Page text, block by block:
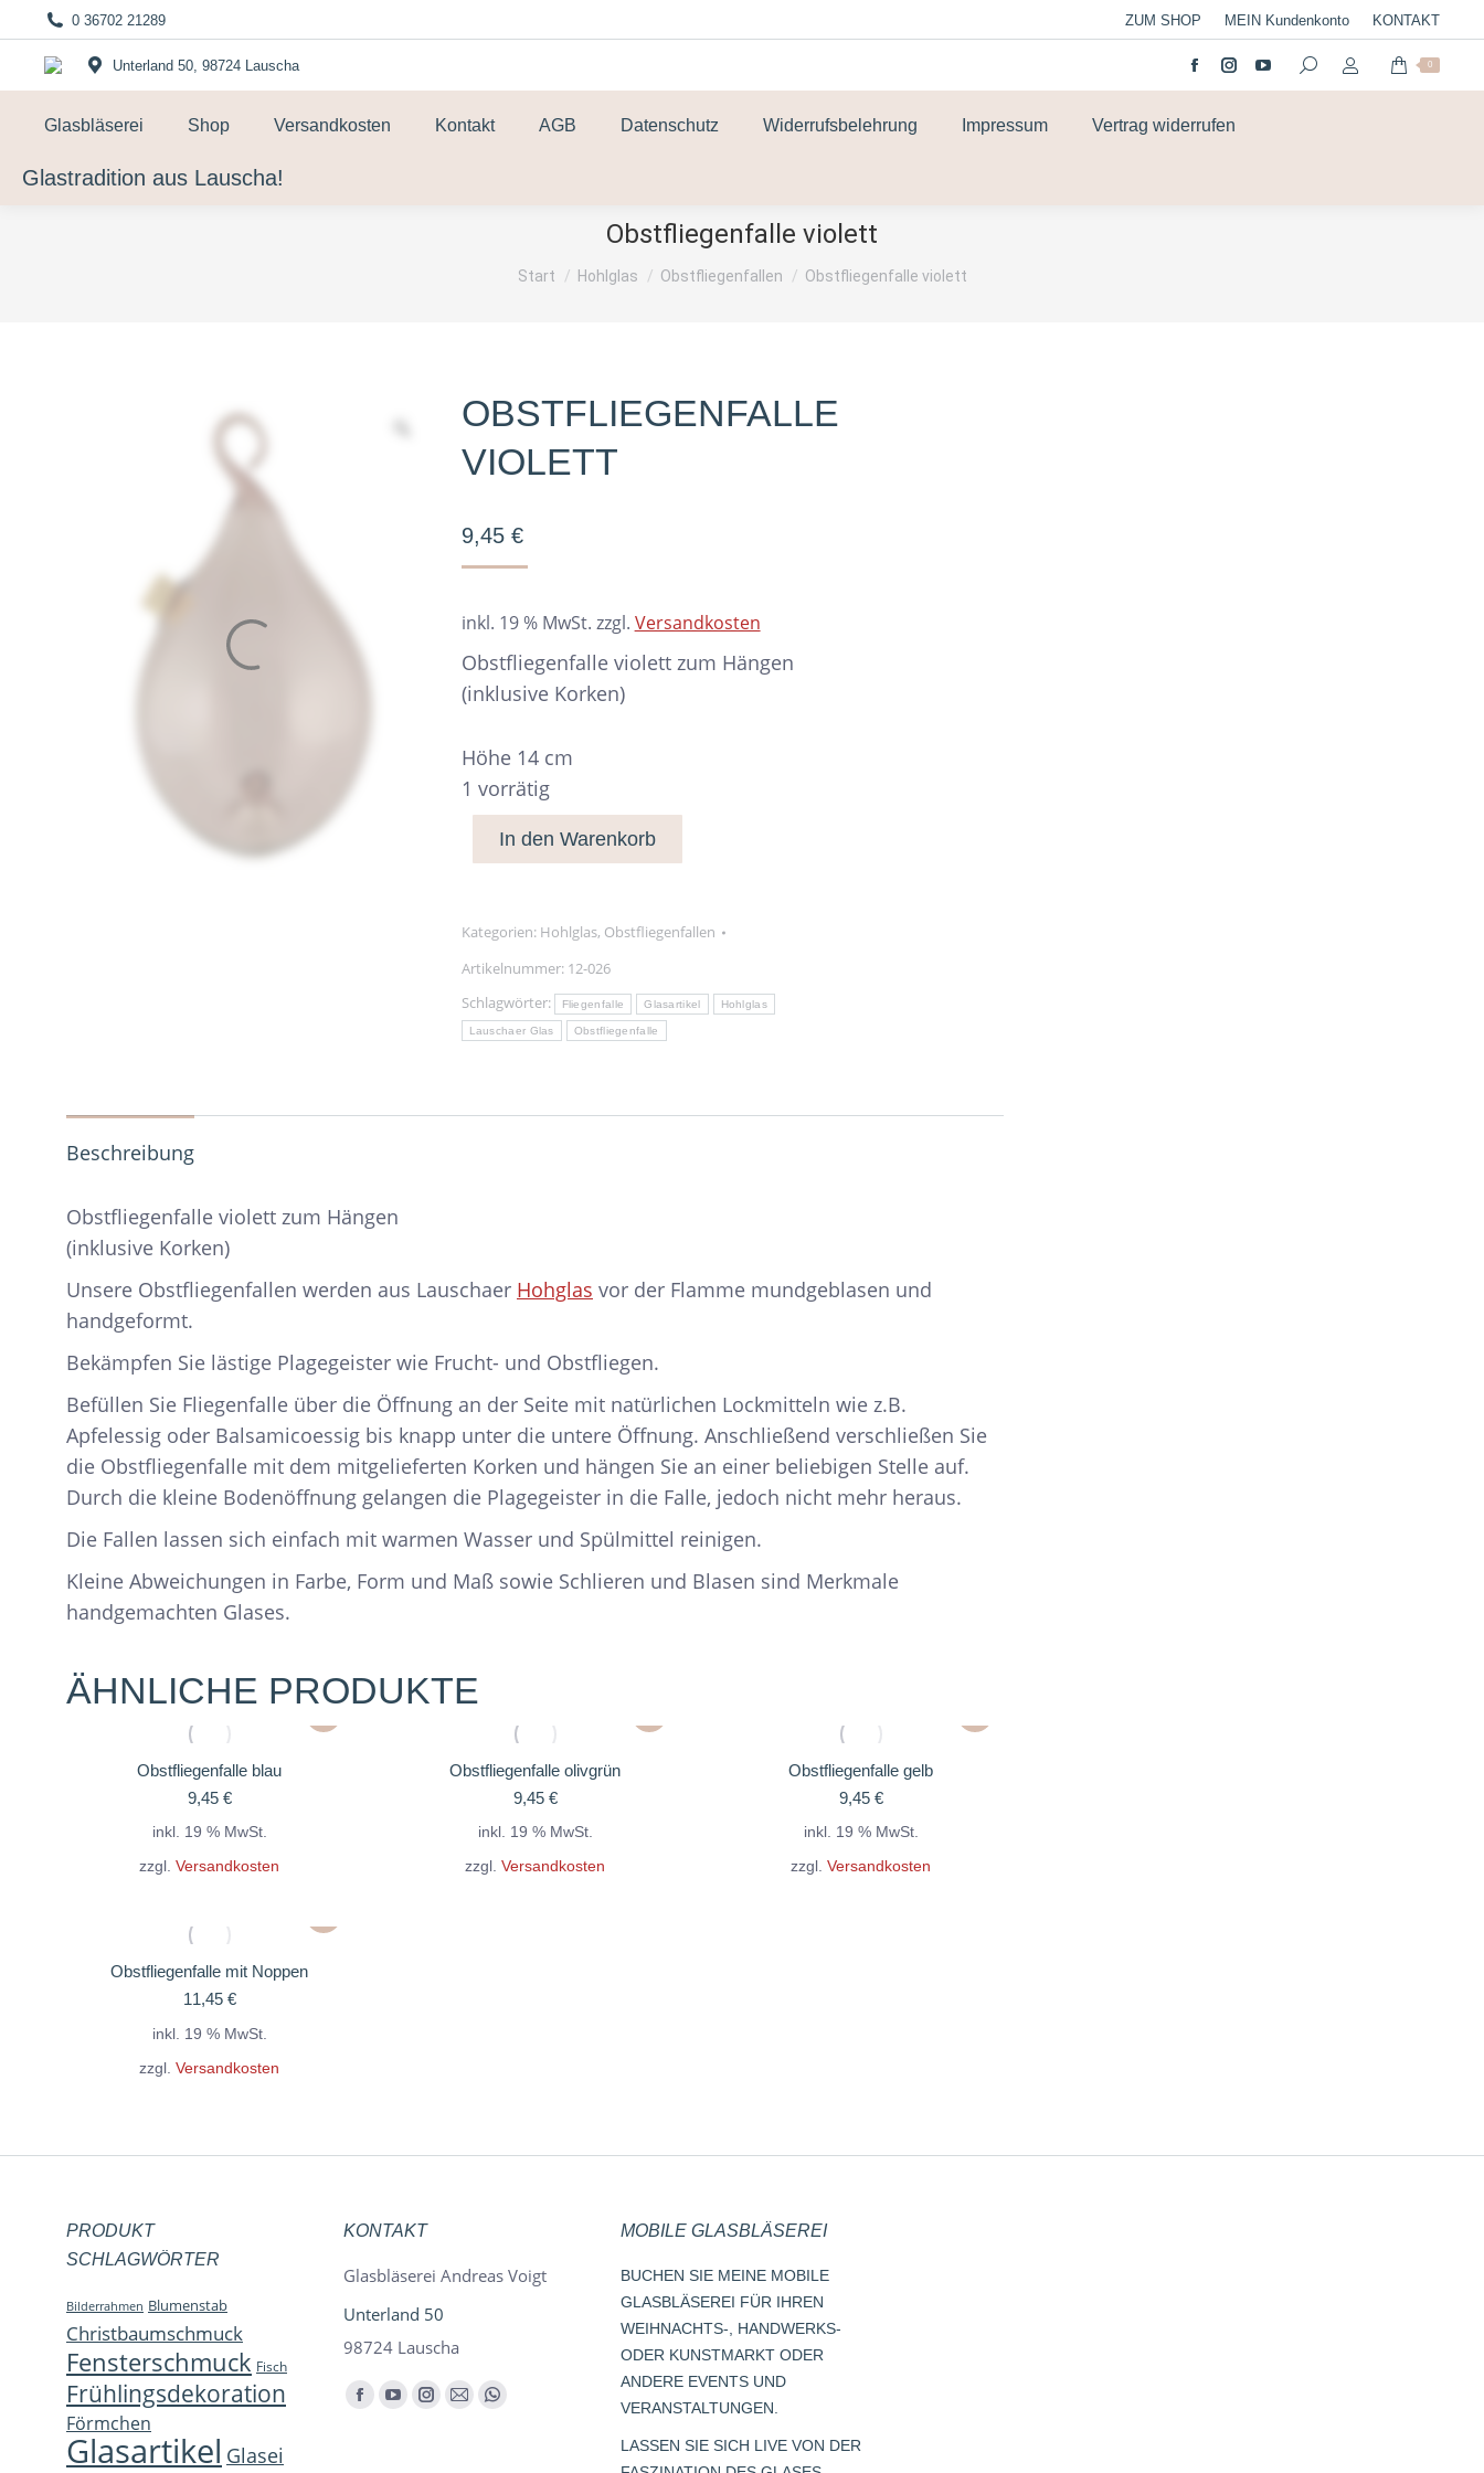
0 36702 21289 ZUM SHOP MEIN Kundenkonto KONTAKT
Unterland 50, 98724 Lauscha 0
Glasbläserei Shop Versandkosten Kontakt AGB Datenschutz Widerrufsbelehrung Impressum Vertrag widerrufen
Glastradition aus Lauscha!
Obstfliegenfalle violett
Sie befinden sich hier:
Start Hohlglas Obstfliegenfallen Obstfliegenfalle violett
OBSTFLIEGENFALLE
VIOLETT
9,45 €
inkl. 19 % MwSt. zzgl. Versandkosten
Obstfliegenfalle violett zum Hängen
(inklusive Korken)
Höhe 14 cm
1 vorrätig
In den Warenkorb
Kategorien: Hohlglas, Obstfliegenfallen
Artikelnummer: 12-026
Schlagwörter:
Fliegenfalle Glasartikel Hohlglas
Lauschaer Glas Obstfliegenfalle
Beschreibung
Obstfliegenfalle violett zum Hängen
(inklusive Korken)
Unsere Obstfliegenfallen werden aus Lauschaer Hohglas vor der Flamme mundgeblasen und
handgeformt.
Bekämpfen Sie lästige Plagegeister wie Frucht- und Obstfliegen.
Befüllen Sie Fliegenfalle über die Öffnung an der Seite mit natürlichen Lockmitteln wie z.B.
Apfelessig oder Balsamicoessig bis knapp unter die untere Öffnung. Anschließend verschließen Sie
die Obstfliegenfalle mit dem mitgelieferten Korken und hängen Sie an einer beliebigen Stelle auf.
Durch die kleine Bodenöffnung gelangen die Plagegeister in die Falle, jedoch nicht mehr heraus.
Die Fallen lassen sich einfach mit warmen Wasser und Spülmittel reinigen.
Kleine Abweichungen in Farbe, Form und Maß sowie Schlieren und Blasen sind Merkmale
handgemachten Glases.
ÄHNLICHE PRODUKTE
Obstfliegenfalle blau
9,45 €
inkl. 19 % MwSt.
zzgl. Versandkosten
Obstfliegenfalle olivgrün
9,45 €
inkl. 19 % MwSt.
zzgl. Versandkosten
Obstfliegenfalle gelb
9,45 €
inkl. 19 % MwSt.
zzgl. Versandkosten
Obstfliegenfalle mit Noppen
11,45 €
inkl. 19 % MwSt.
zzgl. Versandkosten
PRODUKT
SCHLAGWÖRTER
Bilderrahmen Blumenstab
Christbaumschmuck
Fensterschmuck Fisch
Frühlingsdekoration
Förmchen
Glasartikel Glasei
KONTAKT
Glasbläserei Andreas Voigt
Unterland 50
98724 Lauscha
Finden Sie uns auf:
Facebook
YouTubeInstagram
E-
Whatsapp
MOBILE GLASBLÄSEREI
BUCHEN SIE MEINE MOBILE
GLASBLÄSEREI FÜR IHREN
WEIHNACHTS-, HANDWERKS-
ODER KUNSTMARKT ODER
ANDERE EVENTS UND
VERANSTALTUNGEN.
LASSEN SIE SICH LIVE VON DER